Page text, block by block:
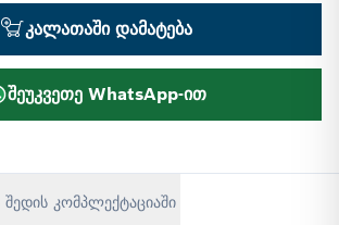
კალათაში დამატება
შეუკვეთე WhatsApp-ით
კომპლექტაციაში